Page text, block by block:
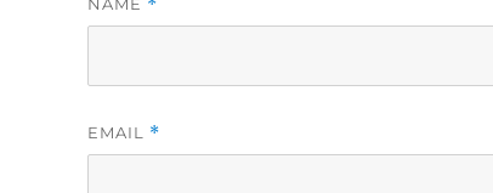
EMAIL *